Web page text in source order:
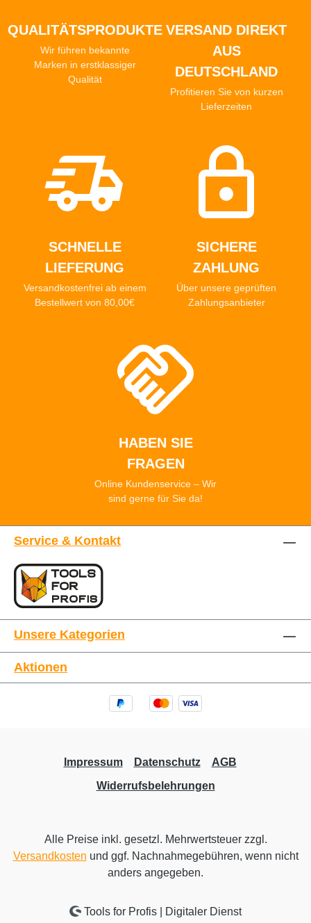
QUALITÄTSPRODUKTE
Wir führen bekannte
Marken in erstklassiger
Qualität
VERSAND DIREKT
AUS
DEUTSCHLAND
Profitieren Sie von kurzen
Lieferzeiten
SCHNELLE
LIEFERUNG
Versandkostenfrei ab einem
Bestellwert von 80,00€
SICHERE
ZAHLUNG
Über unsere geprüften
Zahlungsanbieter
HABEN SIE
FRAGEN
Online Kundenservice – Wir
sind gerne für Sie da!
Service & Kontakt
Unsere Kategorien
Aktionen
Impressum Datenschutz
AGB
Widerrufsbelehrungen
Alle Preise inkl. gesetzl. Mehrwertsteuer zzgl.
Versandkosten und ggf. Nachnahmegebühren, wenn nicht
anders angegeben.
Tools for Profis | Digitaler Dienst